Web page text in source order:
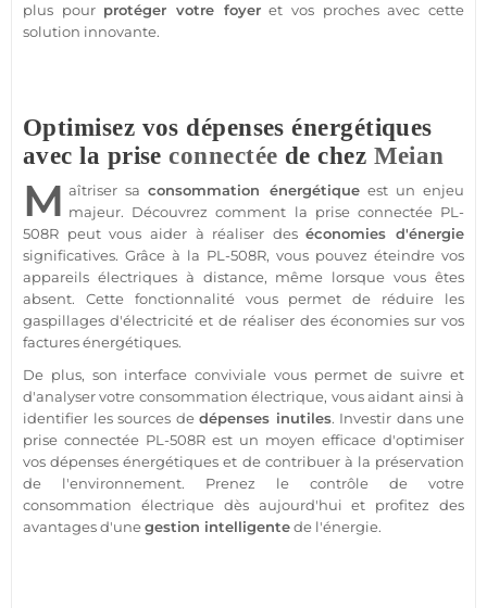
plus pour protéger votre foyeret vos proches avec cette
solution innovante.
Optimisez vos dépenses énergétiques
avec la priseconnectée de chez Meian
M aîtriser saconsommation énergétiqueest un enjeu
majeur. Découvrez comment la prise connectée PL-
508R peut vous aider à réaliser deséconomies d'énergie
significatives. Grâce à la PL-508R, vous pouvez éteindre vos
appareils électriques à distance, même lorsque vous êtes
absent. Cette fonctionnalité vous permet de réduire les
gaspillages d'électricité et de réaliser des économies sur vos
factures énergétiques.
De plus, son interface conviviale vous permet de suivre et
d'analyser votre consommation électrique, vous aidant ainsi à
identifier les sources de dépenses inutiles. Investir dans une
prise connectée PL-508R est un moyen efficace d'optimiser
vos dépenses énergétiques et de contribuer à la préservation
de l'environnement. Prenez le contrôle de votre
consommation électrique dès aujourd'hui et profitez des
avantages d'unegestion intelligentede l'énergie.